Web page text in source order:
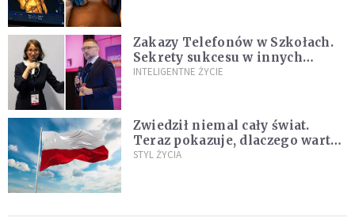
Zakazy Telefonów w Szkołach.
Sekrety sukcesu w innych
krajach, które nauczyciele i
INTELIGENTNE ŻYCIE
Zwiedził niemal cały świat.
Teraz pokazuje, dlaczego warto
zakochać się w Polsce
STYL ŻYCIA